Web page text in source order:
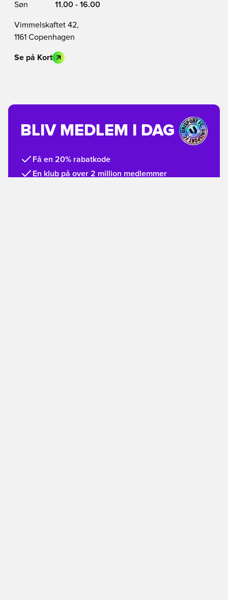
Søn
11.00 - 16.00
Vimmelskaftet 42,
1161 Copenhagen
Se på Kort
BLIV MEDLEM I DAG
Få en 20% rabatkode
En klub på over 2 million medlemmer